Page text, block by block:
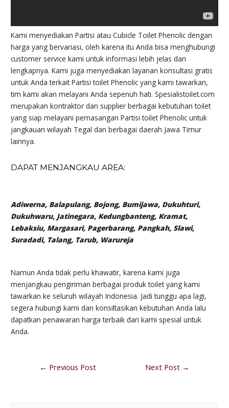
Kami menyediakan Partisi atau Cubicle Toilet Phenolic dengan
harga yang bervariasi, oleh karena itu Anda bisa menghubungi
customer service kami untuk informasi lebih jelas dan
lengkapnya. Kami juga menyediakan layanan konsultasi gratis
untuk Anda terkait Partisi toilet Phenolic yang kami tawarkan,
tim kami akan melayani Anda sepenuh hati. Spesialistoilet.com
merupakan kontraktor dan supplier berbagai kebutuhan toilet
yang siap melayani pemasangan Partisi toilet Phenolic untuk
jangkauan wilayah Tegal dan berbagai daerah Jawa Timur
lainnya.
DAPAT MENJANGKAU AREA:
Adiwerna, Balapulang, Bojong, Bumijawa, Dukuhturi,
Dukuhwaru, Jatinegara, Kedungbanteng, Kramat,
Lebaksiu, Margasari, Pagerbarang, Pangkah, Slawi,
Suradadi, Talang, Tarub, Warureja
Namun Anda tidak perlu khawatir, karena kami juga
menjangkau pengiriman berbagai produk toilet yang kami
tawarkan ke seluruh wilayah Indonesia. Jadi tunggu apa lagi,
segera hubungi kami dan konsiltasikan kebutuhan Anda lalu
dapatkan penawaran harga terbaik dari kami spesial untuk
Anda.
← Previous Post Next Post →